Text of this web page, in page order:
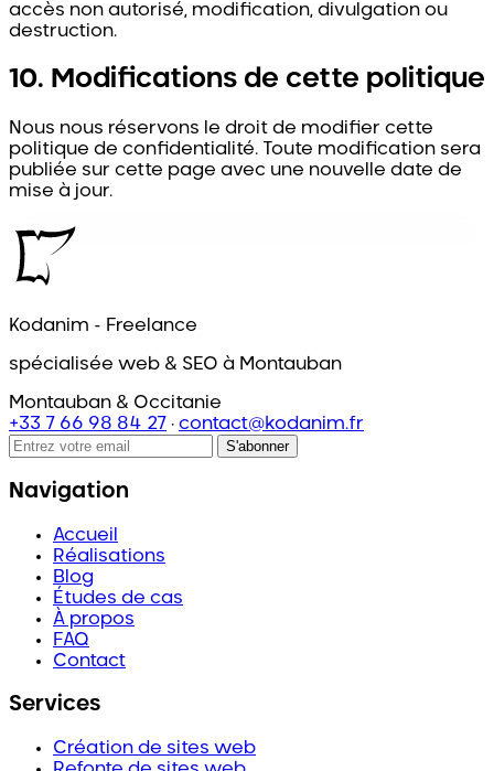
accès non autorisé, modification, divulgation ou
destruction.
10. Modifications de cette politique
Nous nous réservons le droit de modifier cette
politique de confidentialité. Toute modification sera
publiée sur cette page avec une nouvelle date de
mise à jour.
Kodanim - Freelance
spécialisée web & SEO à Montauban
Montauban & Occitanie
+33 7 66 98 84 27 · contact@kodanim.fr
S'abonner
Navigation
Accueil
Réalisations
Blog
Études de cas
À propos
FAQ
Contact
Services
Création de sites web